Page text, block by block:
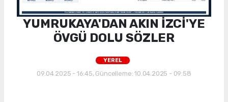
YUMRUKAYA'DAN AKIN İZCİ'YE
ÖVGÜ DOLU SÖZLER
YEREL
09.04.2025 - 16:45, Güncelleme: 10.04.2025 - 09:58